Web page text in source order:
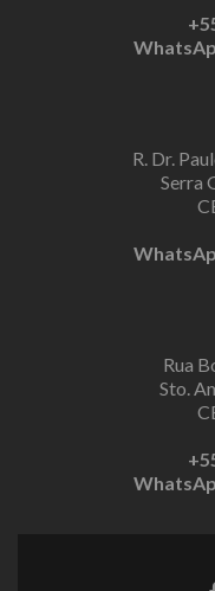
R. Dr.
Serra
Rua
Sto.